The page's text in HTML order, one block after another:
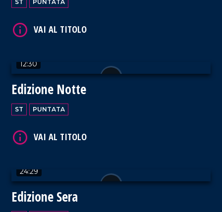
ST PUNTATA
12:30
Edizione Notte
ST PUNTATA
24:29
Edizione Sera
VAI AL TITOLO